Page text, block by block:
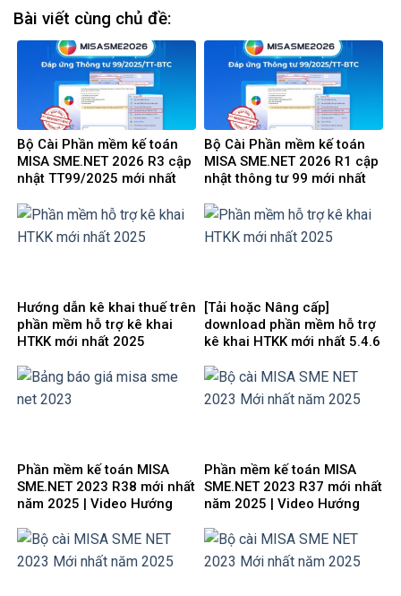
Bài viết cùng chủ đề:
Bộ Cài Phần mềm kế toán
MISA SME.NET 2026 R3 cập
nhật TT99/2025 mới nhất
dẫn tải Download cài đặt
Bộ Cài Phần mềm kế toán
MISA SME.NET 2026 R1 cập
nhật thông tư 99 mới nhất
dẫn tải Download cài đặt
Hướng dẫn kê khai thuế trên
phần mềm hỗ trợ kê khai
HTKK mới nhất 2025
[Tải hoặc Nâng cấp]
download phần mềm hỗ trợ
kê khai HTKK mới nhất 5.4.6
Phần mềm kế toán MISA
SME.NET 2023 R38 mới nhất
năm 2025 | Video Hướng
Phần mềm kế toán MISA
SME.NET 2023 R37 mới nhất
năm 2025 | Video Hướng